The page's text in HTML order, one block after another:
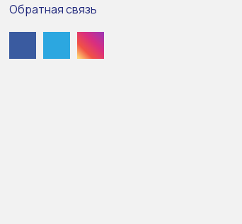
Обратная связь